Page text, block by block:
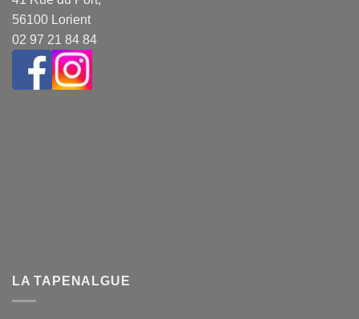
56100 Lorient
02 97 21 84 84
LA TAPENALGUE